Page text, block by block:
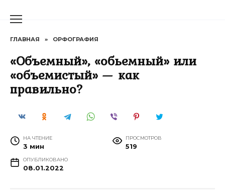
ГЛАВНАЯ » ОРФОГРАФИЯ
«Объемный», «обьемный» или
«объемистый» — как
правильно?
НА ЧТЕНИЕ
3 мин
ПРОСМОТРОВ
519
ОПУБЛИКОВАНО
08.01.2022